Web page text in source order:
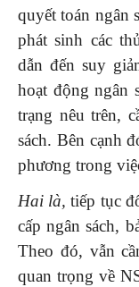
quyết toán ngân
phát sinh các
dẫn đến suy
hoạt động ngân
trạng nêu trên,
sách. Bên cạnh
phương trong
Hai là, tiếp tục
cấp ngân sách,
Theo đó, vẫn
quan trọng về